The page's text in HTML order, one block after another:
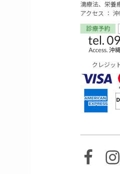
滴療法、栄養
アクセス ：
クレジッ